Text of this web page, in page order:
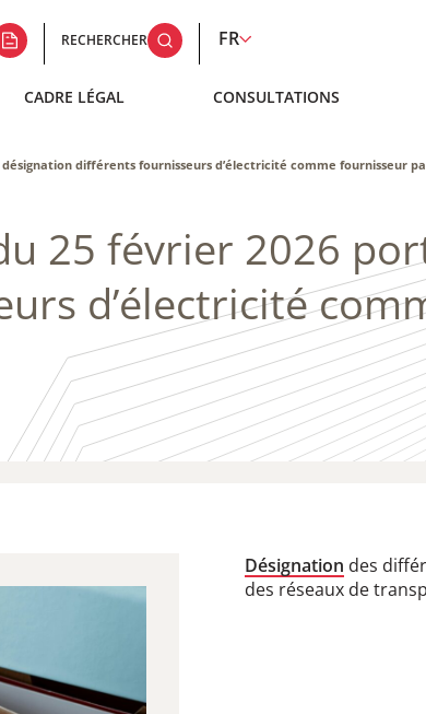
RECHERCHER FR
CADRE LÉGAL CONSULTATIONS
désignation différents fournisseurs d’électricité comme fournisseur
25 février 2026
d’électricité
Désignation des
des réseaux de